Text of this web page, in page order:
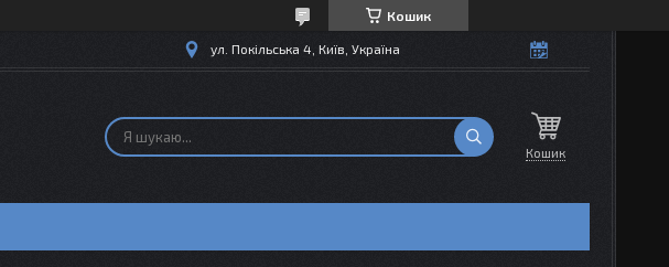
Кошик
ул. Покільська 4, Київ, Україна
Кошик